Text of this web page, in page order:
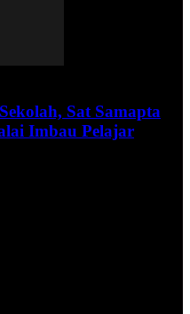
Sat Samapta
Imbau Pelajar